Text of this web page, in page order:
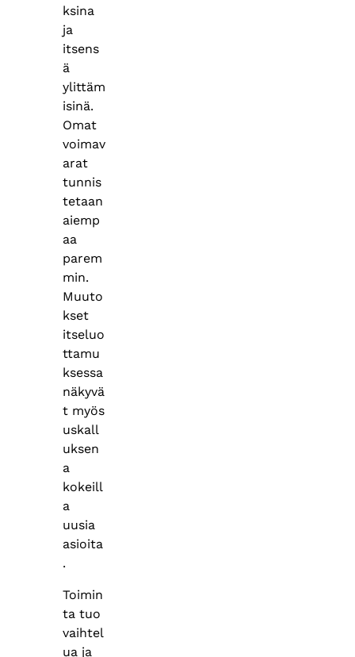
ksina
ja
itsens
ä
ylittäm
isinä.
Omat
voimav
arat
tunnis
tetaan
aiemp
aa
parem
min.
Muuto
kset
itseluo
ttamu
ksessa
näkyvä
t myös
uskall
uksen
a
kokeill
a
uusia
asioita
.
Toimin
ta tuo
vaihtel
ua ja